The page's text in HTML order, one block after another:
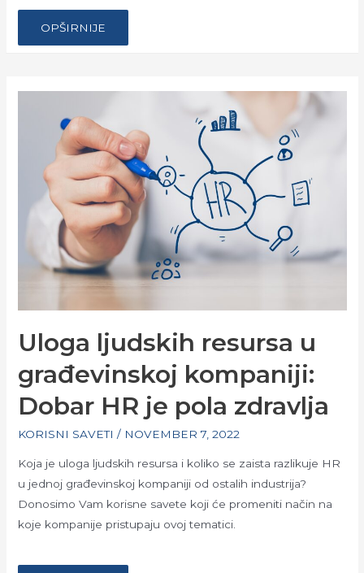
…
EMPLOYER
BENEFITS
IN
OPŠIRNIJE
Uloga ljudskih resursa u
građevinskoj kompaniji:
Dobar HR je pola zdravlja
KORISNI SAVETI / NOVEMBER 7, 2022
Koja je uloga ljudskih resursa i koliko se zaista razlikuje HR
u jednoj građevinskoj kompaniji od ostalih industrija?
Donosimo Vam korisne savete koji će promeniti način na
koje kompanije pristupaju ovoj tematici.
…